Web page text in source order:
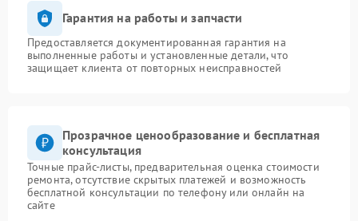
Гарантия на работы и запчасти
Предоставляется документированная гарантия на
выполненные работы и установленные детали, что
защищает клиента от повторных неисправностей
Прозрачное ценообразование и бесплатная
консультация
Точные прайс-листы, предварительная оценка стоимости
ремонта, отсутствие скрытых платежей и возможность
бесплатной консультации по телефону или онлайн на
сайте